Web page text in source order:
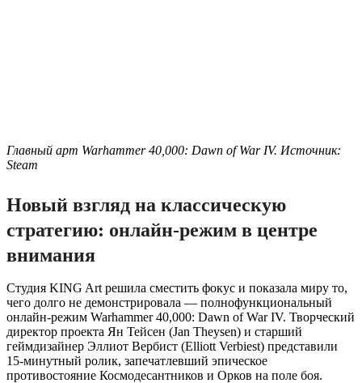
Главный арт Warhammer 40,000: Dawn of War IV. Источник:
Steam
Новый взгляд на классическую
стратегию: онлайн-режим в центре
внимания
Студия KING Art решила сместить фокус и показала миру то,
чего долго не демонстрировала — полнофункциональный
онлайн-режим Warhammer 40,000: Dawn of War IV. Творческий
директор проекта Ян Тейсен (Jan Theysen) и старший
геймдизайнер Эллиот Вербист (Elliott Verbiest) представили
15-минутный ролик, запечатлевший эпическое
противостояние Космодесантников и Орков на поле боя.